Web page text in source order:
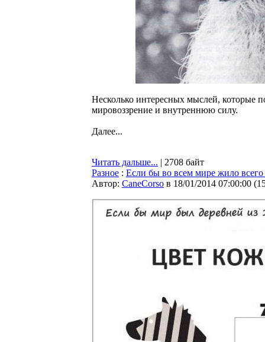
Несколько интересных мыслей, которые
мировоззрение и внутреннюю силу.
Далее...
Читать дальше... | 2708 байт
Разное : Если бы во всем мире жило всего
Автор: CaneCorso в 18/01/2014 07:00:00 (